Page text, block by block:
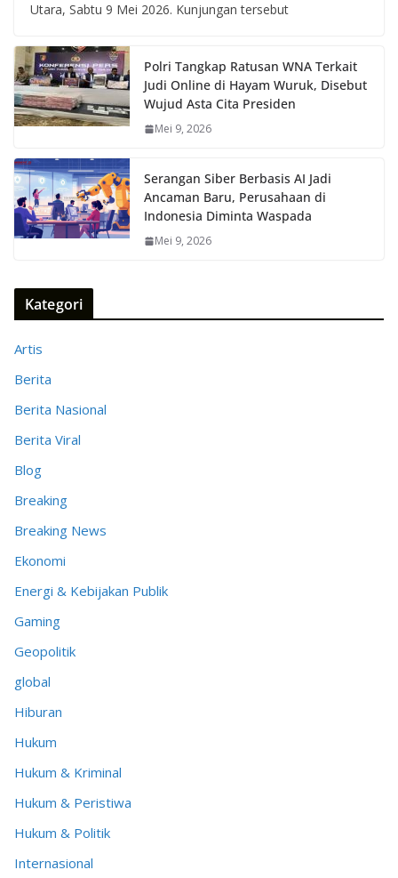
Utara, Sabtu 9 Mei 2026. Kunjungan tersebut
Polri Tangkap Ratusan WNA Terkait
Judi Online di Hayam Wuruk, Disebut
Wujud Asta Cita Presiden
Mei 9, 2026
Serangan Siber Berbasis AI Jadi
Ancaman Baru, Perusahaan di
Indonesia Diminta Waspada
Mei 9, 2026
Kategori
Artis
Berita
Berita Nasional
Berita Viral
Blog
Breaking
Breaking News
Ekonomi
Energi & Kebijakan Publik
Gaming
Geopolitik
global
Hiburan
Hukum
Hukum & Kriminal
Hukum & Peristiwa
Hukum & Politik
Internasional